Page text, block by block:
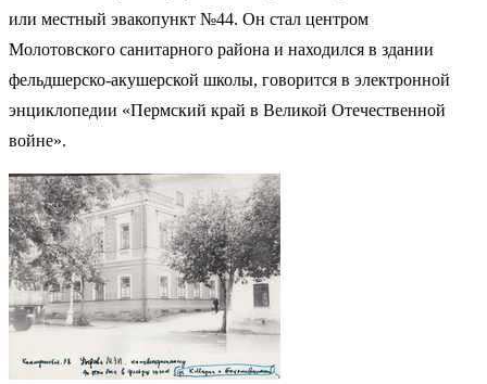
или местный эвакопункт №44. Он стал центром
Молотовского санитарного района и находился в здании
фельдшерско-акушерской школы, говорится в электронной
энциклопедии «Пермский край в Великой Отечественной
войне».